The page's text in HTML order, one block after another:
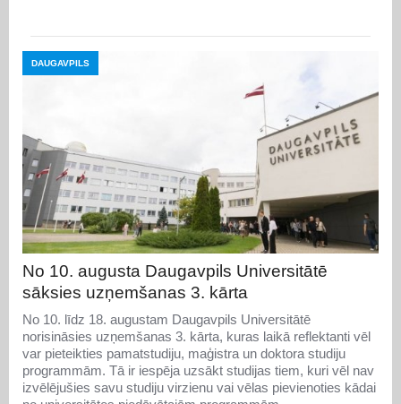
DAUGAVPILS
No 10. augusta Daugavpils Universitātē
sāksies uzņemšanas 3. kārta
No 10. līdz 18. augustam Daugavpils Universitātē
norisināsies uzņemšanas 3. kārta, kuras laikā reflektanti vēl
var pieteikties pamatstudiju, maģistra un doktora studiju
programmām. Tā ir iespēja uzsākt studijas tiem, kuri vēl nav
izvēlējušies savu studiju virzienu vai vēlas pievienoties kādai